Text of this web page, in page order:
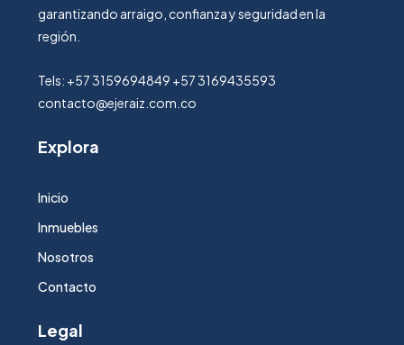
garantizando arraigo, confianza y seguridad en la
región.
Tels: +57 3159694849 +57 3169435593
contacto@ejeraiz.com.co
Explora
Inicio
Inmuebles
Nosotros
Contacto
Legal